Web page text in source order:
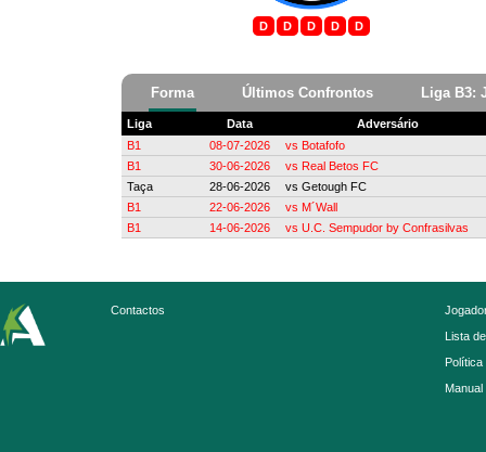
D D D D D
Forma Últimos Confrontos Liga B3:
Liga Data
Adversário
B1
08-07-2026 vs Botafofo
B1
30-06-2026 vs Real Betos FC
Taça
28-06-2026 vs Getough FC
B1
22-06-2026 vs M´Wall
B1
14-06-2026 vs U.C. Sempudor by Confrasilvas
Contactos
Lista
Política